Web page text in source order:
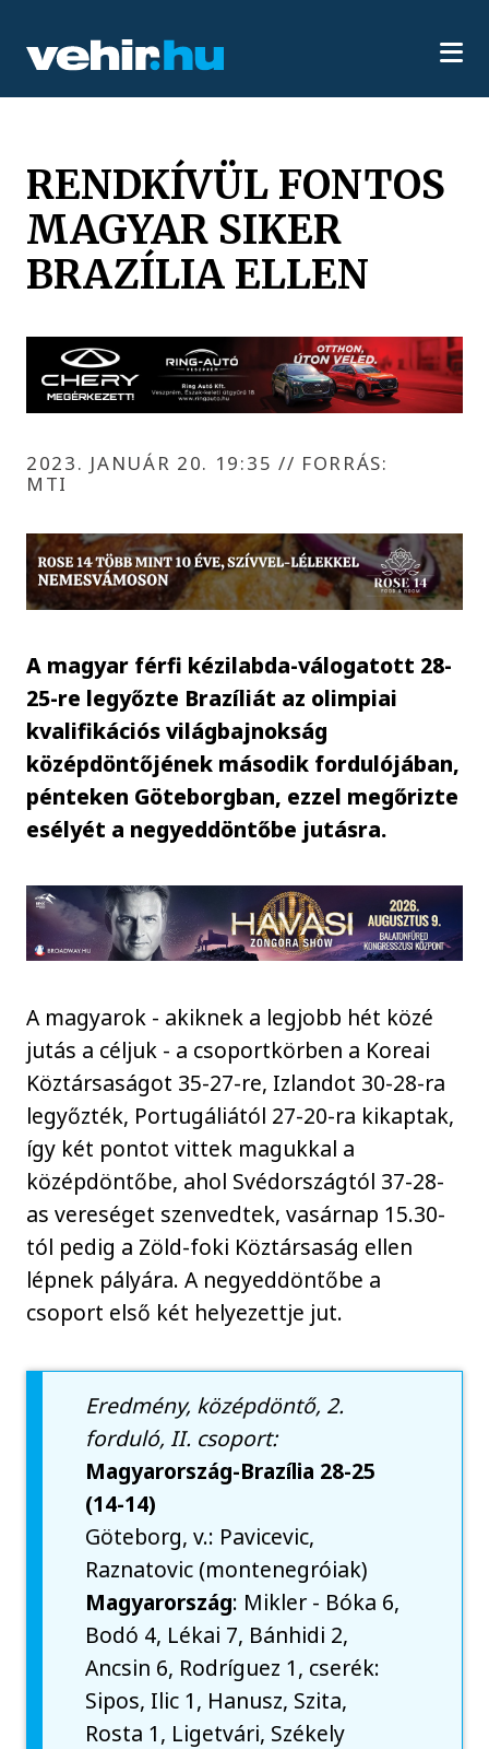
RENDKÍVÜL FONTOS
MAGYAR SIKER
BRAZÍLIA ELLEN
2023. JANUÁR 20. 19:35 // FORRÁS:
MTI
A magyar férfi kézilabda-válogatott 28-
25-re legyőzte Brazíliát az olimpiai
kvalifikációs világbajnokság
középdöntőjének második fordulójában,
pénteken Göteborgban, ezzel megőrizte
esélyét a negyeddöntőbe jutásra.
A magyarok - akiknek a legjobb hét közé
jutás a céljuk - a csoportkörben a Koreai
Köztársaságot 35-27-re, Izlandot 30-28-ra
legyőzték, Portugáliától 27-20-ra kikaptak,
így két pontot vittek magukkal a
középdöntőbe, ahol Svédországtól 37-28-
as vereséget szenvedtek, vasárnap 15.30-
tól pedig a Zöld-foki Köztársaság ellen
lépnek pályára. A negyeddöntőbe a
csoport első két helyezettje jut.
Eredmény, középdöntő, 2.
forduló, II. csoport:
Magyarország-Brazília 28-25
(14-14)
Göteborg, v.: Pavicevic,
Raznatovic (montenegróiak)
Magyarország: Mikler - Bóka 6,
Bodó 4, Lékai 7, Bánhidi 2,
Ancsin 6, Rodríguez 1, cserék:
Sipos, Ilic 1, Hanusz, Szita,
Rosta 1, Ligetvári, Székely